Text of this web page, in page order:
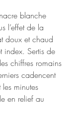
blanche
l’effet de la
doux et chaud
index. Sertis de
chiffres romains
cadencent
les minutes
en relief au